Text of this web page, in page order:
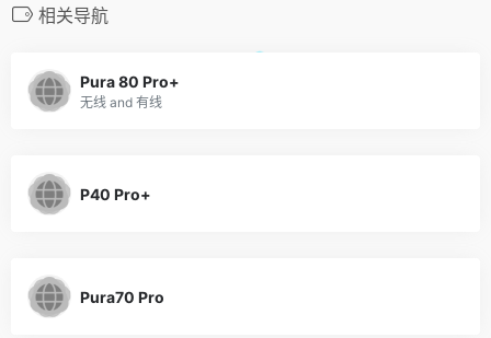
相关导航
Pura 80 Pro+
无线 and 有线
P40 Pro+
Pura70 Pro